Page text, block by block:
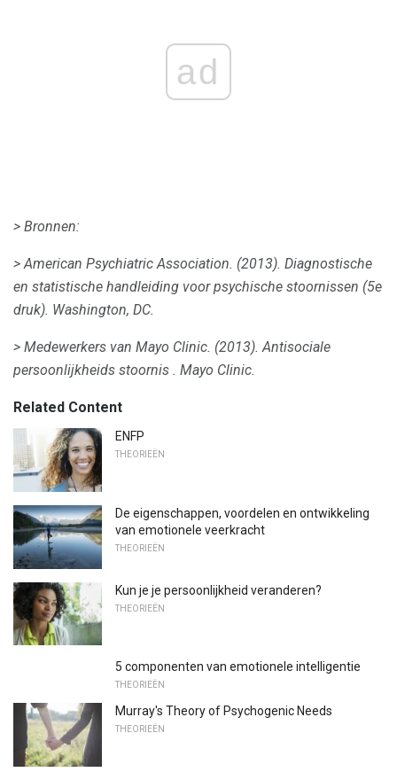
ad
> Bronnen:
> American Psychiatric Association. (2013). Diagnostische
en statistische handleiding voor psychische stoornissen (5e
druk). Washington, DC.
> Medewerkers van Mayo Clinic. (2013). Antisociale
persoonlijkheids stoornis . Mayo Clinic.
Related Content
ENFP
THEORIEËN
De eigenschappen, voordelen en ontwikkeling
van emotionele veerkracht
THEORIEËN
Kun je je persoonlijkheid veranderen?
THEORIEËN
5 componenten van emotionele intelligentie
THEORIEËN
Murray's Theory of Psychogenic Needs
THEORIEËN